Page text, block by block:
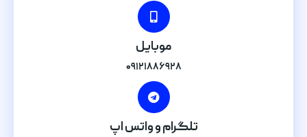
موبایل
۰۹۱۲۱۸۸۶۹۲۸
تلگرام و واتس اپ